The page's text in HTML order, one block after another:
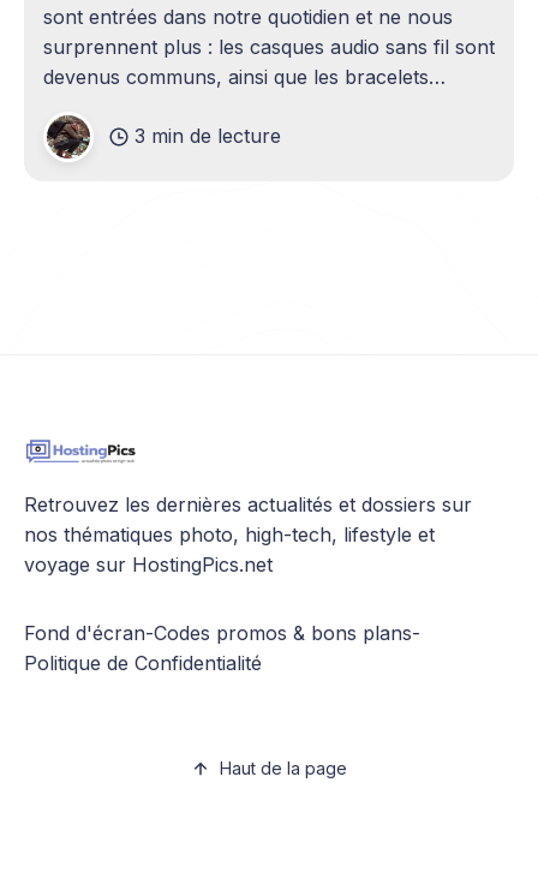
sont entrées dans notre quotidien et ne nous
surprennent plus : les casques audio sans fil sont
devenus communs, ainsi que les bracelets
appareils améliorent notre confort et facilitent
notre vie en la simplifiant considérablement. On
3 min de lecture
Retrouvez les dernières actualités et dossiers sur
nos thématiques photo, high-tech, lifestyle et
voyage sur HostingPics.net
Fond d'écran-Codes promos & bons plans-
Politique de Confidentialité
Haut de la page